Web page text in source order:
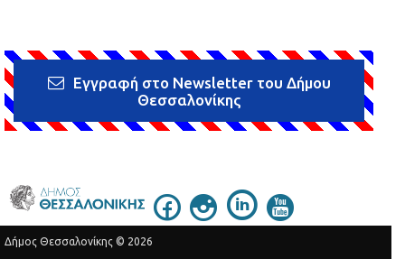
Εγγραφή στο Newsletter του Δήμου
Θεσσαλονίκης
Δήμος Θεσσαλονίκης © 2026